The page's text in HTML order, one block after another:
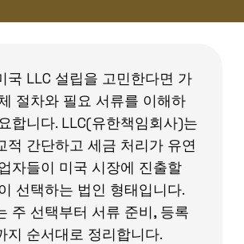
국 LLC 설립을 고민한다면 가
절차와 필요 서류를 이해하
합니다. LLC(유한책임회사)는
적 간단하고 세금 처리가 유연
자들이 미국 시장에 진출할
선택하는 법인 형태입니다.
주 선택부터 서류 준비, 등록
지 순서대로 정리합니다.